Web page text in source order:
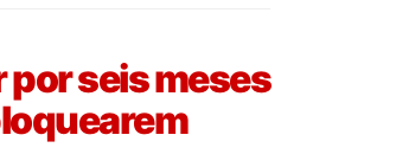
seis meses